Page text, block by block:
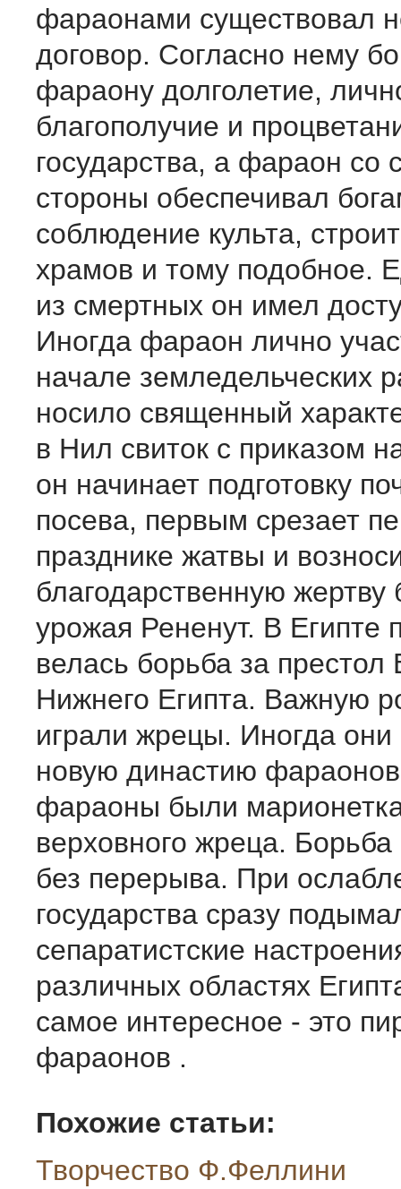
фараонами существовал
договор. Согласно нему
фараону долголетие,
благополучие и
государства, а фараон со
стороны обеспечивал
соблюдение культа,
храмов и тому подобное.
из смертных он имел
Иногда фараон лично
начале земледельческих
носило священный
в Нил свиток с приказом
он начинает подготовку
посева, первым срезает
празднике жатвы и
благодарственную жертву
урожая Рененут. В Египте
велась борьба за престол
Нижнего Египта. Важную
играли жрецы. Иногда
новую династию
фараоны были
верховного жреца.
без перерыва. При
государства сразу
сепаратистские
различных областях
самое интересное - это
фараонов .
Похожие статьи:
Творчество Ф.Феллини